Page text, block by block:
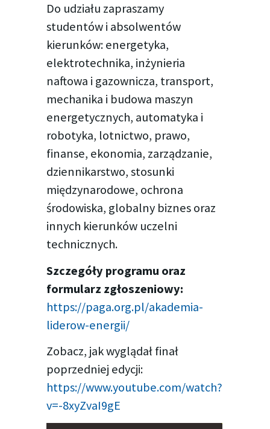
Do udziału zapraszamy
studentów i absolwentów
kierunków: energetyka,
elektrotechnika, inżynieria
naftowa i gazownicza, transport,
mechanika i budowa maszyn
energetycznych, automatyka i
robotyka, lotnictwo, prawo,
finanse, ekonomia, zarządzanie,
dziennikarstwo, stosunki
międzynarodowe, ochrona
środowiska, globalny biznes oraz
innych kierunków uczelni
technicznych.
Szczegóły programu oraz
formularz zgłoszeniowy:
https://paga.org.pl/akademia-
liderow-energii/
Zobacz, jak wyglądał finał
poprzedniej edycji:
https://www.youtube.com/watch?
v=-8xyZvaI9gE